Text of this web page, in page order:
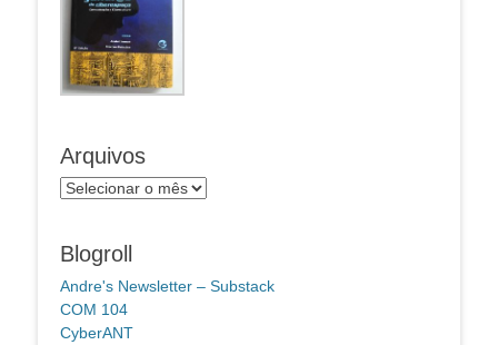
Arquivos
Arquivos
Blogroll
Andre's Newsletter – Substack
COM 104
CyberANT